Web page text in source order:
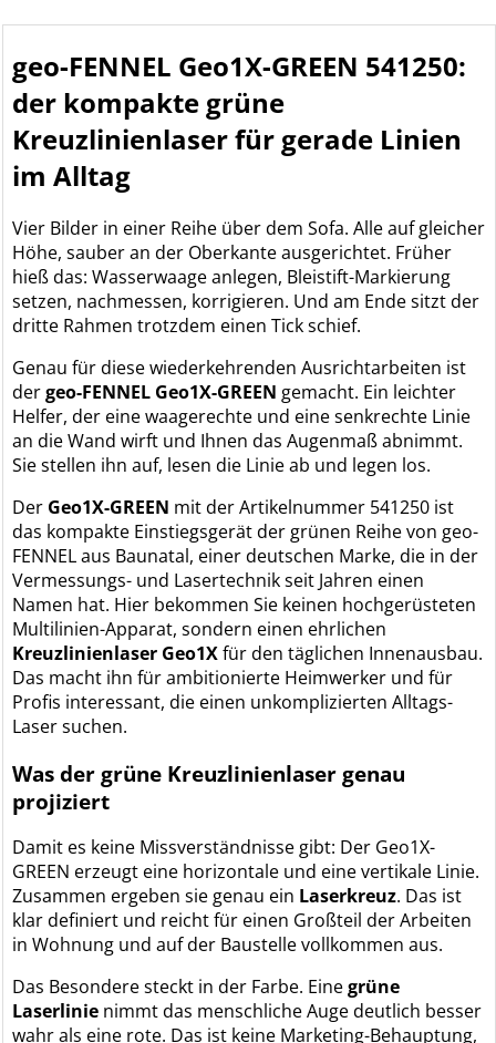
geo-FENNEL Geo1X-GREEN 541250:
der kompakte grüne
Kreuzlinienlaser für gerade Linien
im Alltag
Vier Bilder in einer Reihe über dem Sofa. Alle auf gleicher
Höhe, sauber an der Oberkante ausgerichtet. Früher
hieß das: Wasserwaage anlegen, Bleistift-Markierung
setzen, nachmessen, korrigieren. Und am Ende sitzt der
dritte Rahmen trotzdem einen Tick schief.
Genau für diese wiederkehrenden Ausrichtarbeiten ist
dergeo-FENNEL Geo1X-GREEN gemacht. Ein leichter
Helfer, der eine waagerechte und eine senkrechte Linie
an die Wand wirft und Ihnen das Augenmaß abnimmt.
Sie stellen ihn auf, lesen die Linie ab und legen los.
Der Geo1X-GREEN mit der Artikelnummer 541250 ist
das kompakte Einstiegsgerät der grünen Reihe von geo-
FENNEL aus Baunatal, einer deutschen Marke, die in der
Vermessungs- und Lasertechnik seit Jahren einen
Namen hat. Hier bekommen Sie keinen hochgerüsteten
Multilinien-Apparat, sondern einen ehrlichen
Kreuzlinienlaser Geo1Xfür den täglichen Innenausbau.
Das macht ihn für ambitionierte Heimwerker und für
Profis interessant, die einen unkomplizierten Alltags-
Laser suchen.
Was der grüne Kreuzlinienlaser genau
projiziert
Damit es keine Missverständnisse gibt: Der Geo1X-
GREEN erzeugt eine horizontale und eine vertikale Linie.
Zusammen ergeben sie genau ein Laserkreuz. Das ist
klar definiert und reicht für einen Großteil der Arbeiten
in Wohnung und auf der Baustelle vollkommen aus.
Das Besondere steckt in der Farbe. Einegrüne
Laserlinie nimmt das menschliche Auge deutlich besser
wahr als eine rote. Das ist keine Marketing-Behauptung,